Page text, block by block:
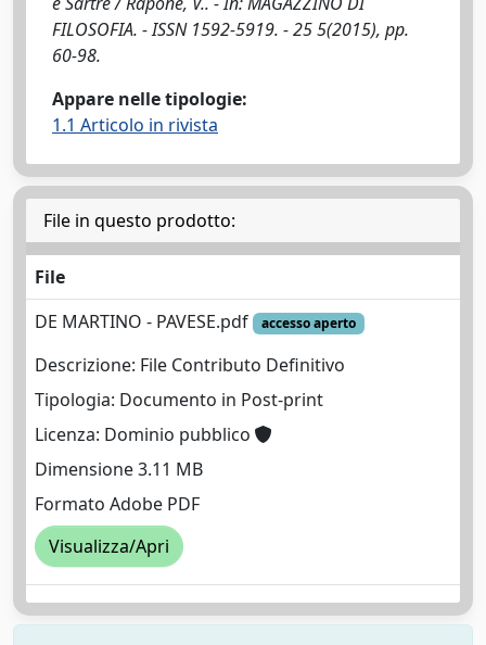
FILOSOFIA. - ISSN 1592-5919. - 25 5(2015), pp.
60-98.
Appare nelle tipologie:
1.1 Articolo in rivista
File in questo prodotto:
File
DE MARTINO - PAVESE.pdf
accesso aperto
Descrizione: File Contributo Definitivo
Tipologia: Documento in Post-print
Licenza: Dominio pubblico
Dimensione 3.11 MB
Formato Adobe PDF
Visualizza/Apri